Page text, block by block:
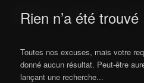
Rien n’a été trouvé
Toutes nos excuses, mais votre
donné aucun résultat. Peut-être
lançant une recherche...